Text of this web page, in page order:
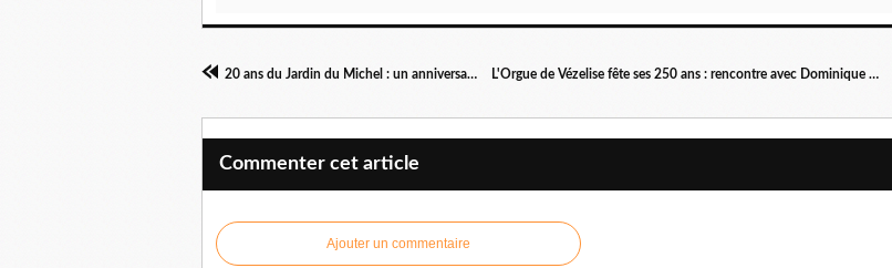
20 ans du Jardin du Michel : un anniversaire mémorable L'Orgue de Vézelise fête ses 250 ans : rencontre avec Dominique Dantand, son titulaire
Commenter cet article
Ajouter un commentaire